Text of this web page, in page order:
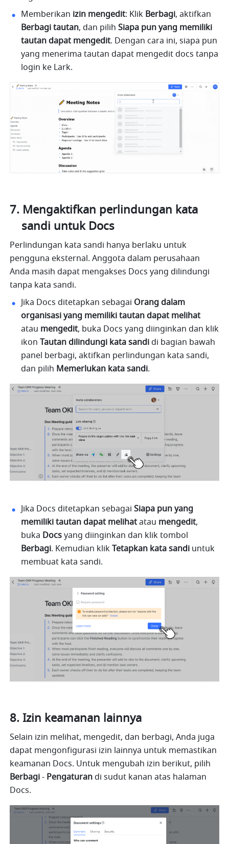
Memberikan izin mengedit: Klik Berbagi
Berbagi tautan, dan pilih Siapa pun yang memiliki
tautan dapat mengedit. Dengan cara ini, siapa pun
yang menerima tautan dapat mengedit docs tanpa
login ke Lark.
Mengaktifkan perlindungan kata
sandi untuk Docs
Perlindungan kata sandi hanya berlaku untuk
pengguna eksternal. Anggota dalam perusahaan
Anda masih dapat mengakses Docs yang dilindungi
tanpa kata sandi.
Jika Docs ditetapkan sebagai Orang dalam
organisasi yang memiliki tautan dapat melihat
atau mengedit, buka Docs yang diinginkan dan klik
ikon Tautan dilindungi kata sandi di bagian bawah
panel berbagi, aktifkan perlindungan kata sandi,
dan pilih Memerlukan kata sandi.
Jika Docs ditetapkan sebagai Siapa pun yang
memiliki tautan dapat melihat atau mengedit,
buka Docs
Berbagi. Kemudian klik Tetapkan katasandi untuk
membuat kata sandi.
Izin keamanan lainnya
Selain izin melihat, mengedit, dan berbagi, Anda juga
dapat mengonfigurasi izin lainnya untuk memastikan
Berbagi - Pengaturan di sudut kanan atas halaman
Docs.